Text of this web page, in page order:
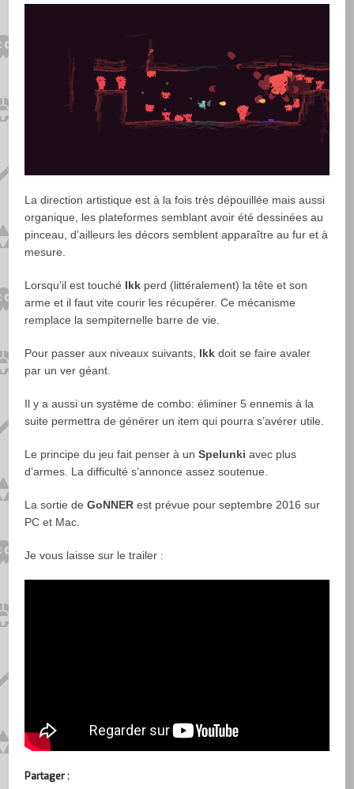
La direction artistique est à la fois très dépouillée mais aussi
organique, les plateformes semblant avoir été dessinées au
pinceau, d’ailleurs les décors semblent apparaître au fur et à
mesure.
Lorsqu’il est touché Ikk perd (littéralement) la tête et son
arme et il faut vite courir les récupérer. Ce mécanisme
remplace la sempiternelle barre de vie.
Pour passer aux niveaux suivants, Ikk doit se faire avaler
par un ver géant.
Il y a aussi un système de combo: éliminer 5 ennemis à la
suite permettra de générer un item qui pourra s’avérer utile.
Le principe du jeu fait penser à unSpelunki avec plus
d’armes. La difficulté s’annonce assez soutenue.
La sortie deGoNNER est prévue pour septembre 2016 sur
PC et Mac.
Je vous laisse sur le trailer :
Partager :